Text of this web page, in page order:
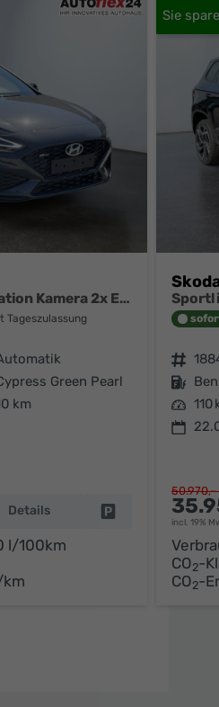
N-Line 1.6 T-GDI DCT Navigation Kamera 2x Einparkhilfe 18 Zoll 2Zonenklima
Tageszulassung
Green Pearl
km
Details Fahrzeug parken
l/100km
Fahrzeugnr.
Kraftstoff
Leistung 110
incl. 19%
CO2-
CO2-